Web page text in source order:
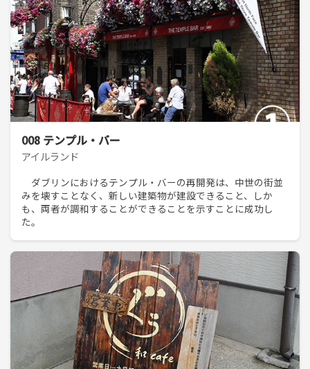
008 テンプル・バー
アイルランド
ダブリンにおけるテンプル・バーの再開発は、中世の街並
みを壊すことなく、新しい建築物が建設できること、しか
も、両者が調和することができることを示すことに成功し
た。